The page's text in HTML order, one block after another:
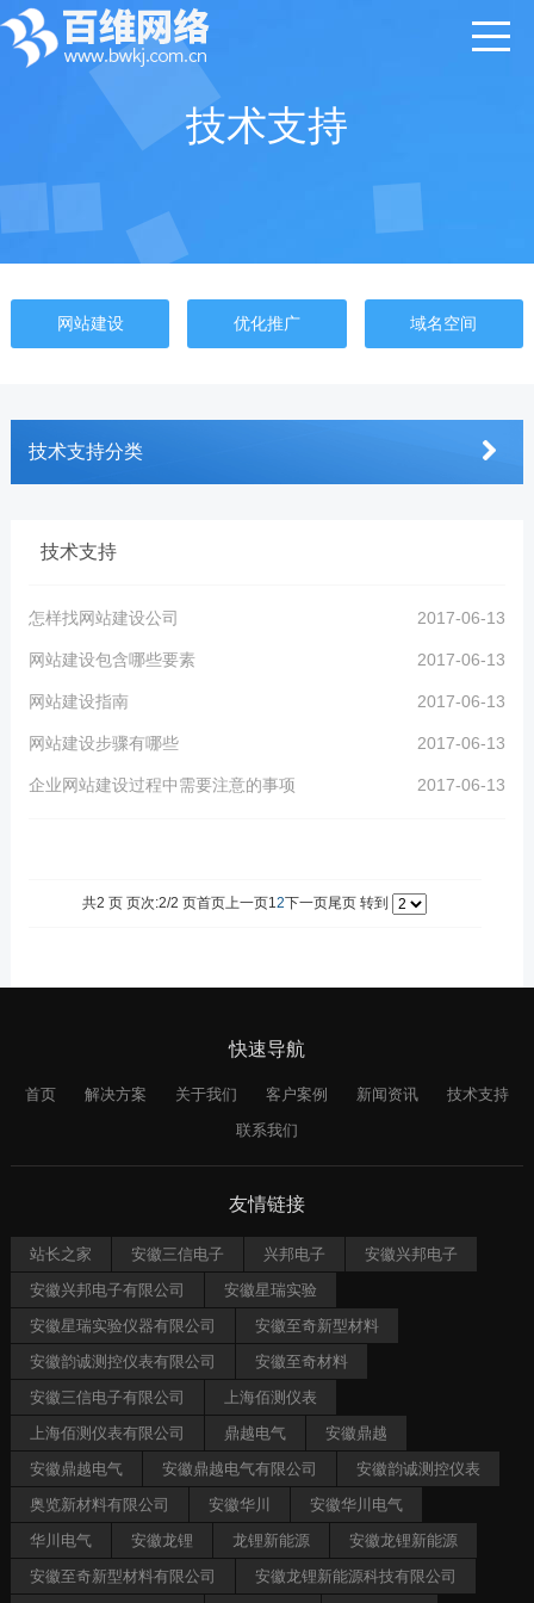
技术支持
网站建设 优化推广 域名空间
技术支持分类
技术支持
怎样找网站建设公司 2017-06-13
网站建设包含哪些要素 2017-06-13
网站建设指南 2017-06-13
网站建设步骤有哪些 2017-06-13
企业网站建设过程中需要注意的事项 2017-06-13
共2 页 页次:2/2 页首页上一页12下一页尾页 转到
快速导航
首页 解决方案 关于我们 客户案例 新闻资讯
技术支持
联系我们
友情链接
站长之家 安徽三信电子 兴邦电子
安徽兴邦电子
安徽兴邦电子有限公司
安徽星瑞实验
安徽星瑞实验仪器有限公司
安徽至奇新型材料
安徽韵诚测控仪表有限公司
安徽至奇材料
安徽三信电子有限公司
上海佰测仪表
上海佰测仪表有限公司
鼎越电气
安徽鼎越
安徽鼎越电气
安徽鼎越电气有限公司
安徽韵诚测控仪表
奥览新材料有限公司
安徽华川
安徽华川电气
华川电气
安徽龙锂 龙锂新能源
安徽龙锂新能源
安徽至奇新型材料有限公司
安徽龙锂新能源科技有限公司